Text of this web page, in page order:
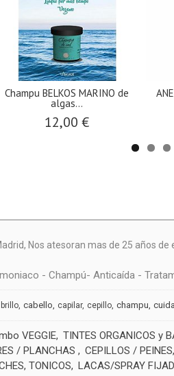
Champu BELKOS MARINO de
algas...
12,00 €
Nos atesoran mas de 25 años
- Champú- Anticaída -
brillo cabello capilar cepillo champu
VEGGIE TINTES ORGANICOS y
/ PLANCHAS CEPILLOS / PEINES
TONICOS LACAS/SPRAY